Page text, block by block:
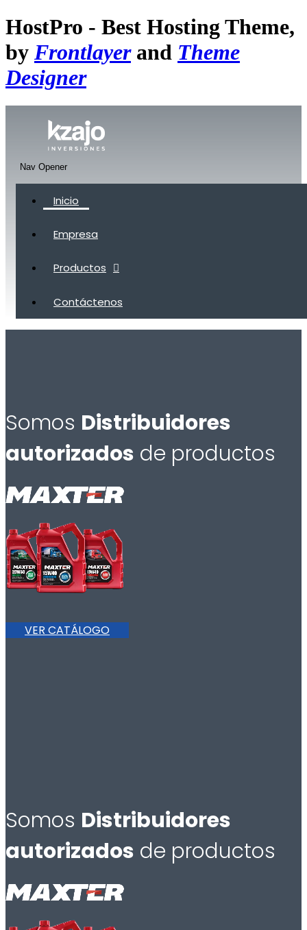
HostPro - Best Hosting Theme,
by Frontlayerand Theme
Designer
Nav Opener
Inicio
Empresa
Productos
Contáctenos
Somos Distribuidores
autorizados de productos
VER CATÁLOGO
Somos Distribuidores
autorizados de productos